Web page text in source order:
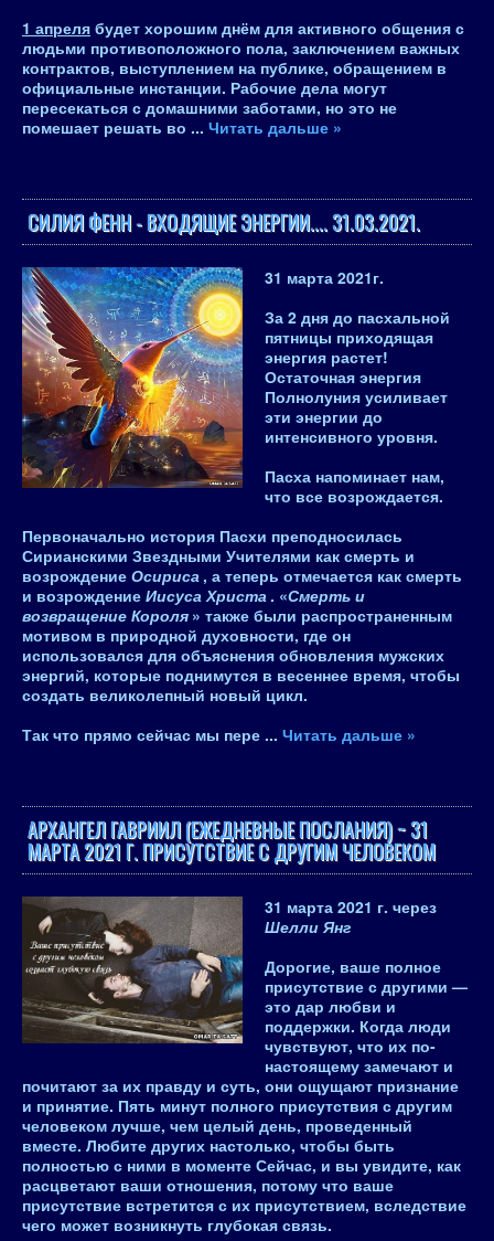
1 апреля будет хорошим днём для активного общения с
людьми противоположного пола, заключением важных
контрактов, выступлением на публике, обращением в
официальные инстанции. Рабочие дела могут
пересекаться с домашними заботами, но это не
помешает решать во ... Читать дальше »
СИЛИЯ ФЕНН - ВХОДЯЩИЕ ЭНЕРГИИ.... 31.03.2021.
31 марта 2021г.
За 2 дня до пасхальной
пятницы приходящая
энергия растет!
Остаточная энергия
Полнолуния усиливает
эти энергии до
интенсивного уровня.
Пасха напоминает нам,
что все возрождается.
Первоначально история Пасхи преподносилась
Сирианскими Звездными Учителями как смерть и
возрождение Осириса , а теперь отмечается как смерть
и возрождение Иисуса Христа . «Смерть и
возвращение Короля » также были распространенным
мотивом в природной духовности, где он
использовался для объяснения обновления мужских
энергий, которые поднимутся в весеннее время, чтобы
создать великолепный новый цикл.
Так что прямо сейчас мы пере ... Читать дальше »
АРХАНГЕЛ ГАВРИИЛ (ЕЖЕДНЕВНЫЕ ПОСЛАНИЯ) ~ 31
МАРТА 2021 Г. ПРИСУТСТВИЕ С ДРУГИМ ЧЕЛОВЕКОМ
31 марта 2021 г. через
Шелли Янг
Дорогие, ваше полное
присутствие с другими —
это дар любви и
поддержки. Когда люди
чувствуют, что их по-
настоящему замечают и
почитают за их правду и суть, они ощущают признание
и принятие. Пять минут полного присутствия с другим
человеком лучше, чем целый день, проведенный
вместе. Любите других настолько, чтобы быть
полностью с ними в моменте Сейчас, и вы увидите, как
расцветают ваши отношения, потому что ваше
присутствие встретится с их присутствием, вследствие
чего может возникнуть глубокая связь.